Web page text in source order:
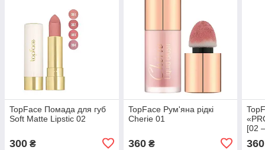
TopFace Помада для губ
Soft Matte Lipstic 02
300 ₴
TopFace Рум'яна рідкі
Cherie 01
360₴
[02
360